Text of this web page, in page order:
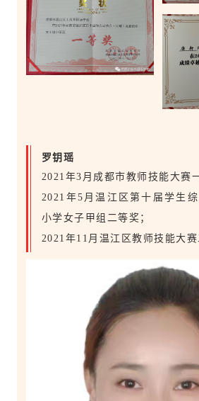
罗钥瑶
2021年3月成都市教师技能大赛
2021年5月温江区第十届学生
小学女子甲组二等奖；
2021年11月温江区教师技能大